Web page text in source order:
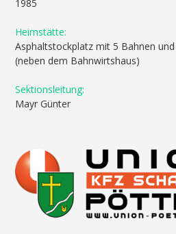
1985
Heimstätte:
Asphaltstockplatz mit 5 Bahnen
(neben dem Bahnwirtshaus)
Sektionsleitung:
Mayr Günter